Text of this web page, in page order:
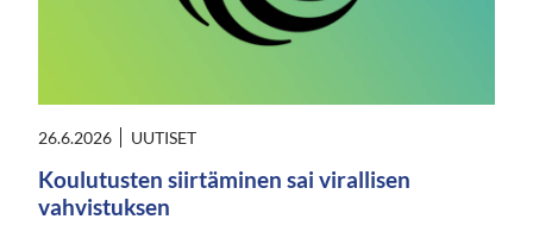
26.6.2026 UUTISET
Koulutusten siirtäminen sai virallisen
vahvistuksen